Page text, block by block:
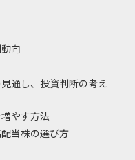
向
通し、投資判断の考え
やす方法
配当株の選び方